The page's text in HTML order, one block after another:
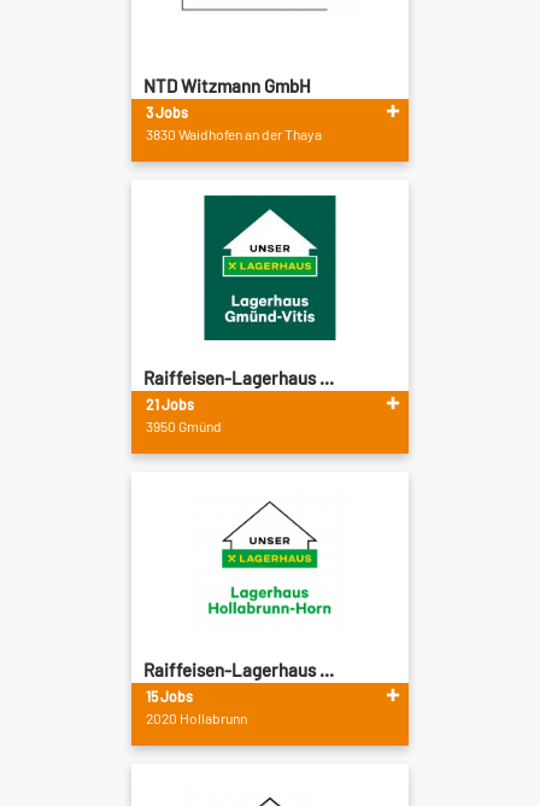
NTD Witzmann GmbH
3 Jobs
3830 Waidhofen an der Thaya
Raiffeisen-Lagerhaus ...
21 Jobs
3950 Gmünd
Raiffeisen-Lagerhaus ...
15 Jobs
2020 Hollabrunn